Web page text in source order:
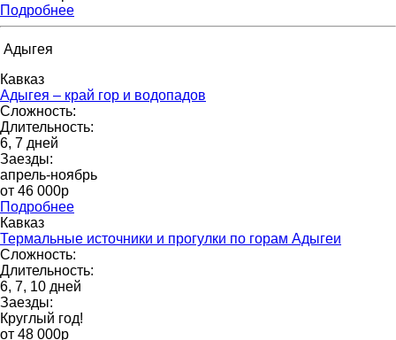
Подробнее
Адыгея
Кавказ
Адыгея – край гор и водопадов
Сложность:
Длительность:
6, 7 дней
Заезды:
апрель-ноябрь
от 46 000p
Подробнее
Кавказ
Термальные источники и прогулки по горам Адыгеи
Сложность:
Длительность:
6, 7, 10 дней
Заезды:
Круглый год!
от 48 000p